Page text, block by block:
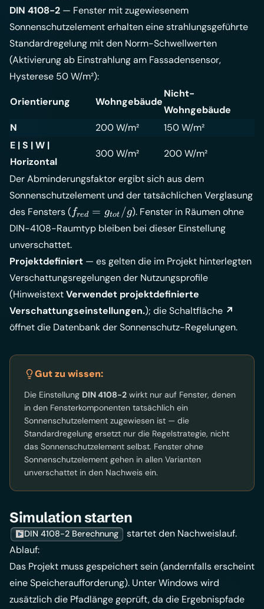
DIN 4108-2 — Fenster mit zugewiesenem
Sonnenschutzelement erhalten eine strahlungsgeführte
Standardregelung mit den Norm-Schwellwerten
(Aktivierung ab Einstrahlung am Fassadensensor,
Hysterese 50 W/m²):
Orientierung Wohngebäude
Nicht-
Wohngebäude
N
200 W/m²
150 W/m²
E | S | W |
Horizontal
300 W/m² 200 W/m²
Der Abminderungsfaktor ergibt sich aus dem
Sonnenschutzelement und der tatsächlichen Verglasung
des Fensters (f_{red} =
g_{tot}/g
fred = gtot /g). Fenster in Räumen ohne
DIN-4108-Raumtyp bleiben bei dieser Einstellung
unverschattet.
Projektdefiniert — es gelten die im Projekt hinterlegten
Verschattungsregelungen der Nutzungsprofile
(HinweistextVerwendet projektdefinierte
Verschattungseinstellungen.); die Schaltfläche ↗
öffnet die Datenbank der Sonnenschutz-Regelungen.
Gut zu wissen:
Die Einstellung DIN 4108-2 wirkt nur auf Fenster, denen
in den Fensterkomponenten tatsächlich ein
Sonnenschutzelement zugewiesen ist — die
Standardregelung ersetzt nur die Regelstrategie, nicht
das Sonnenschutzelement selbst. Fenster ohne
Sonnenschutzelement gehen in allen Varianten
unverschattet in den Nachweis ein.
Simulation starten
DIN 4108-2 Berechnung
startet den Nachweislauf.
Ablauf:
Das Projekt muss gespeichert sein (andernfalls erscheint
eine Speicheraufforderung). Unter Windows wird
zusätzlich die Pfadlänge geprüft, da die Ergebnispfade